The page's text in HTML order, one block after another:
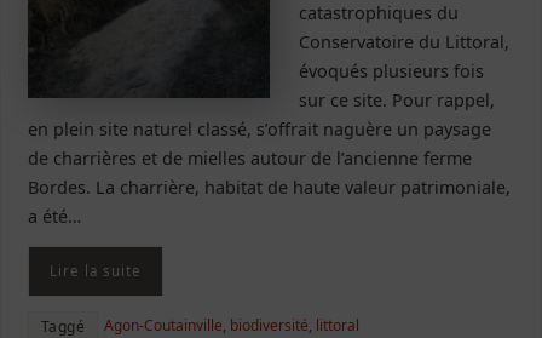
catastrophiques du
Conservatoire du Littoral,
évoqués plusieurs fois
sur ce site. Pour rappel,
en plein site naturel classé, s’offrait naguère un paysage
de charrières et de mielles autour de l’ancienne ferme
Bordes. La charrière, habitat de haute valeur patrimoniale,
a été…
Lire la suite
Taggé Agon-Coutainville, biodiversité, littoral